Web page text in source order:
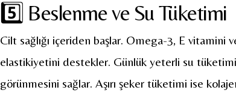
5️⃣ Beslenme ve Su Tüketimi
Cilt sağlığı içeriden başlar. Omega-3, E vitamini
elastikiyetini destekler. Günlük yeterli su
görünmesini sağlar. Aşırı şeker tüketimi ise